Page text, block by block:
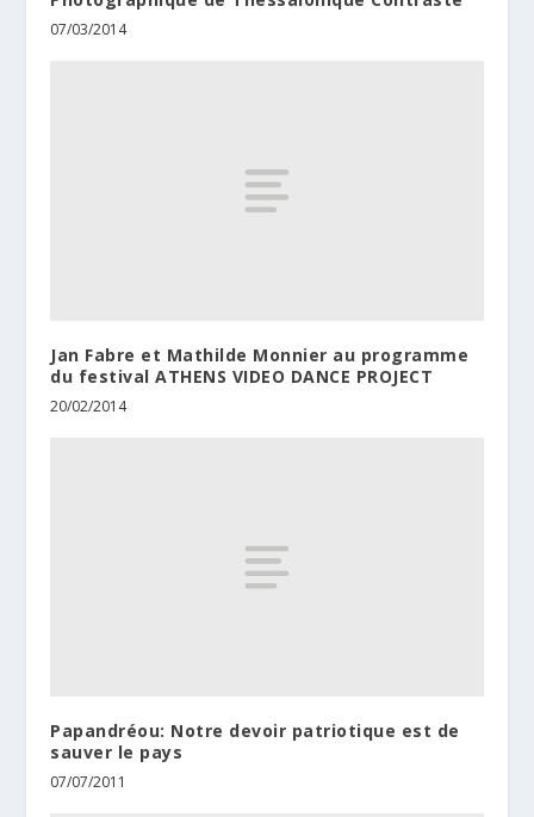
07/03/2014
Jan Fabre et Mathilde Monnier au programme
du festival ATHENS VIDEO DANCE PROJECT
20/02/2014
Papandréou: Notre devoir patriotique est de
sauver le pays
07/07/2011